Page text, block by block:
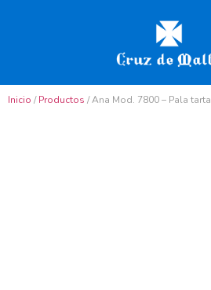
Inicio /Productos / Ana Mod. 7800 – Pala tarta